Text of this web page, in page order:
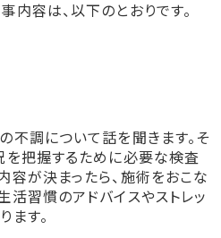
内容は、以下のとおりです。
不調について話を聞きます。そ
を把握するために必要な検査
容が決まったら、施術をおこな
活習慣のアドバイスやストレッ
ます。